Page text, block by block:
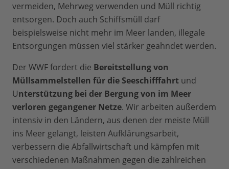
vermeiden, Mehrweg verwenden und Müll richtig
entsorgen. Doch auch Schiffsmüll darf
beispielsweise nicht mehr im Meer landen, illegale
Entsorgungen müssen viel stärker geahndet werden.
Der WWF fordert die Bereitstellung von
Müllsammelstellen für die Seeschifffahrt und
Unterstützung bei der Bergung von im Meer
verloren gegangener Netze. Wir arbeiten außerdem
intensiv in den Ländern, aus denen der meiste Müll
ins Meer gelangt, leisten Aufklärungsarbeit,
verbessern die Abfallwirtschaft und kämpfen mit
verschiedenen Maßnahmen gegen die zahlreichen